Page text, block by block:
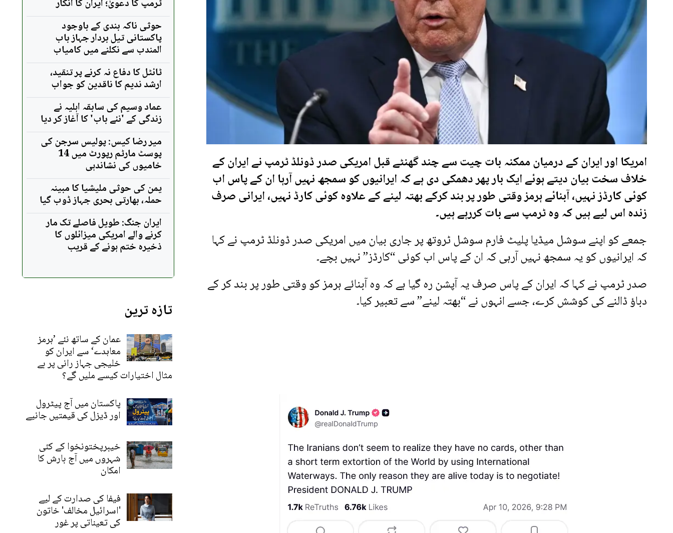
امریکا اور ایران کے درمیان ممکنہ بات چیت سے چند گھنٹے قبل امریکی صدر ڈونلڈ ٹرمپ نے ایران کے
خلاف سخت بیان دیتے ہوئے ایک بار پھر دھمکی دی ہے کہ ایرانیوں کو سمجھ نہیں آرہا ان کے پاس اب
کوئی کارڈز نہیں، آبنائے ہرمز وقتی طور پر بند کرکے بھتہ لینے کے علاوہ کوئی کارڈ نہیں، ایرانی صرف
زندہ اس لیے ہیں کہ وہ ٹرمپ سے بات کررہے ہیں۔
جمعے کو اپنے سوشل میڈیا پلیٹ فارم سوشل ٹروتھ پر جاری بیان میں امریکی صدر ڈونلڈ ٹرمپ نے کہا
کہ ایرانیوں کو یہ سمجھ نہیں آرہی کہ ان کے پاس اب کوئی “کارڈز” نہیں بچے۔
صدر ٹرمپ نے کہا کہ ایران کے پاس صرف یہ آپشن رہ گیا ہے کہ وہ آبنائے ہرمز کو وقتی طور پر بند کر کے
دباؤ ڈالنے کی کوشش کرے، جسے انہوں نے “بھتہ لینے” سے تعبیر کیا۔
ٹرمپ کا دعویٰ؛ ایران کا انکار
حوثی ناکہ بندی کے باوجود
پاکستانی تیل بردار جہاز باب
المندب سے نکلنے میں کامیاب
ٹائٹل کا دفاع نہ کرنے پر تنقید،
ارشد ندیم کا ناقدین کو جواب
عماد وسیم کی سابقہ اہلیہ نے
زندگی کے 'نئے باب' کا آغاز کر دیا
میر رضا کیس: پولیس سرجن کی
پوسٹ مارٹم رپورٹ میں 14
خامیوں کی نشاندہی
یمن کی حوثی ملیشیا کا مبینہ
حملہ، بھارتی بحری جہاز ڈوب گیا
ایران جنگ: طویل فاصلے تک مار
کرنے والے امریکی میزائلوں کا
ذخیرہ ختم ہونے کے قریب
تازہ ترین
عمان کے ساتھ نئے ’ہرمز
معاہدے‘ سے ایران کو
خلیجی جہاز رانی پر بے
مثال اختیارات کیسے ملیں گے؟
پاکستان میں آج پیٹرول
اور ڈیزل کی قیمتیں جانیے
خیبرپختونخوا کے کئی
شہروں میں آج بارش کا
امکان
فیفا کی صدارت کے لیے
'اسرائیل مخالف' خاتون
کی تعیناتی پر غور